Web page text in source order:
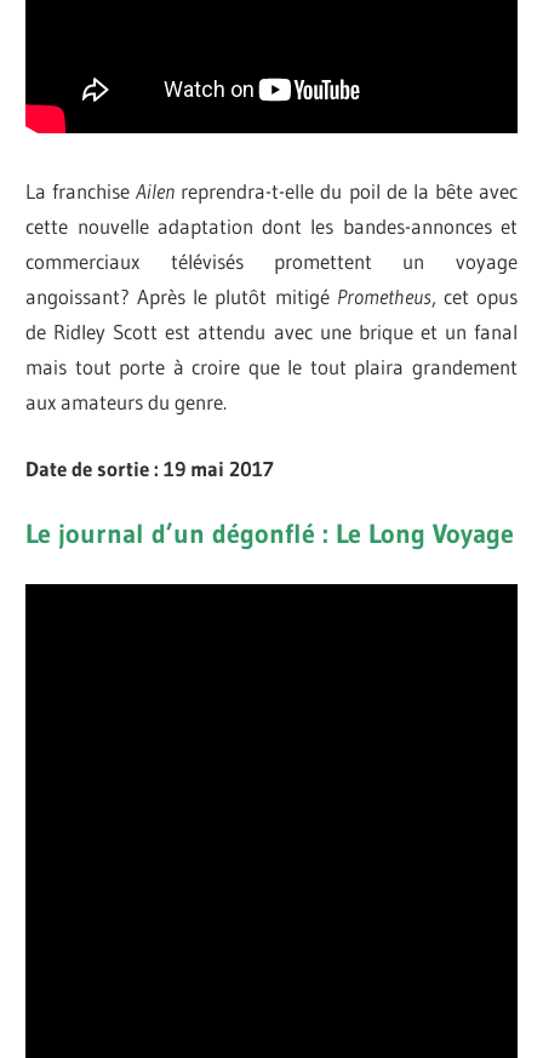
La franchiseAilen reprendra-t-elle du poil de la bête avec
cette nouvelle adaptation dont les bandes-annonces et
commerciaux télévisés promettent un voyage
angoissant? Après le plutôt mitigéPrometheus, cet opus
de Ridley Scott est attendu avec une brique et un fanal
mais tout porte à croire que le tout plaira grandement
aux amateurs du genre.
Date de sortie : 19 mai 2017
Le journal d’un dégonflé : Le Long Voyage